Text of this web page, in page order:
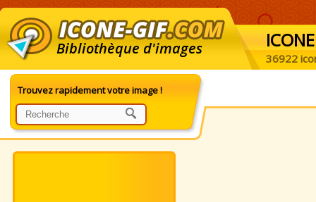
Bibliothèque d'images ICONE
36922
Trouvez rapidement votre image !